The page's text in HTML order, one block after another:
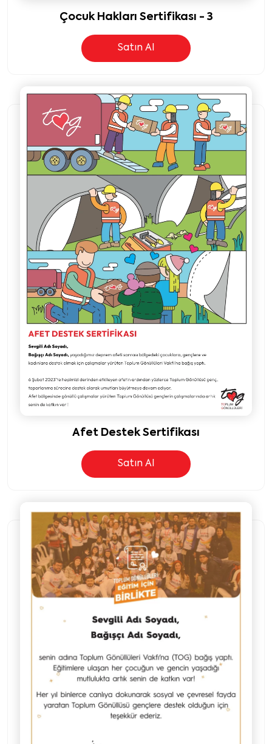
Çocuk Hakları Sertifikası - 3
Satın Al
Afet Destek Sertifikası
Satın Al